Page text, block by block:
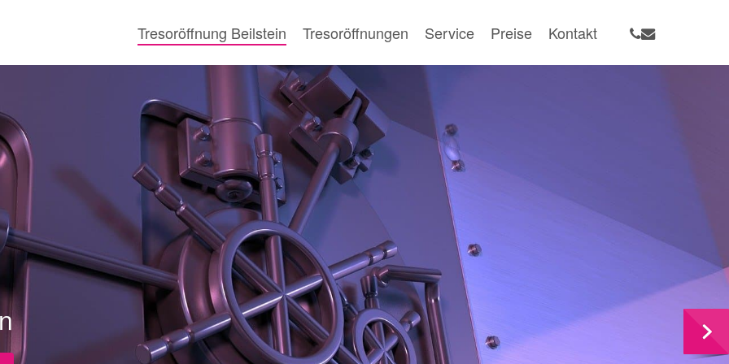
Tresoröffnung Beilstein Tresoröffnungen Service Preise Kontakt phone
email
Tresoröffnungen zum